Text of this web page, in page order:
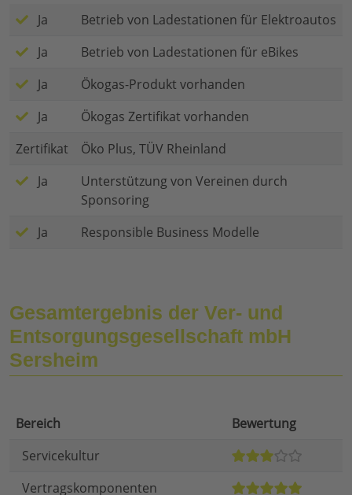
Ja
Betrieb von Ladestationen für Elektroautos
Ja
Betrieb von Ladestationen für eBikes
Ja
Ökogas-Produkt vorhanden
Ja
Ökogas Zertifikat vorhanden
Zertifikat
Öko Plus, TÜV Rheinland
Ja
Unterstützung von Vereinen durch
Sponsoring
Ja
Responsible Business Modelle
Gesamtergebnis der Ver- und
Entsorgungsgesellschaft mbH
Sersheim
Bereich
Bewertung
Servicekultur
Vertragskomponenten